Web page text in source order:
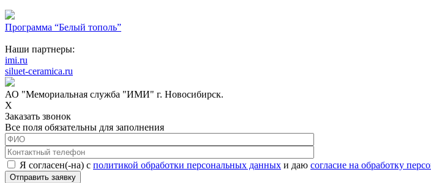
Программа “Белый тополь”
Наши партнеры:
imi.ru
siluet-ceramica.ru
АО "Мемориальная служба "ИМИ" г. Новосибирск.
X
Заказать звонок
Все поля обязательны для заполнения
ФИО
Контактный телефон
Соглашение с обработкой данных*
Я согласен(-на) с политикой обработки персональных данных и даю согласие на обработку